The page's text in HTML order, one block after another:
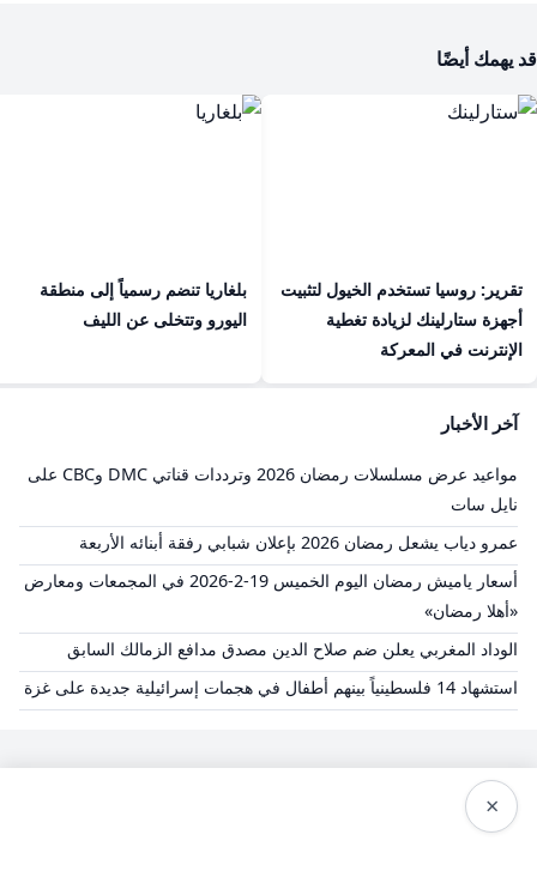
قد يهمك أيضًا
تقرير: روسيا تستخدم الخيول لتثبيت
أجهزة ستارلينك لزيادة تغطية
الإنترنت في المعركة
بلغاريا تنضم رسمياً إلى منطقة
اليورو وتتخلى عن الليف
آخر الأخبار
مواعيد عرض مسلسلات رمضان 2026 وترددات قناتي DMC وCBC على
نايل سات
عمرو دياب يشعل رمضان 2026 بإعلان شبابي رفقة أبنائه الأربعة
أسعار ياميش رمضان اليوم الخميس 19-2-2026 في المجمعات ومعارض
«أهلا رمضان»
الوداد المغربي يعلن ضم صلاح الدين مصدق مدافع الزمالك السابق
استشهاد 14 فلسطينياً بينهم أطفال في هجمات إسرائيلية جديدة على غزة
×